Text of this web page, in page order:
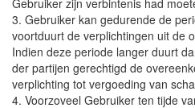
Gebruiker zijn verbintenis had
3. Gebruiker kan gedurende de
voortduurt de verplichtingen uit de
Indien deze periode langer duurt
der partijen gerechtigd de
verplichting tot vergoeding van
4. Voorzoveel Gebruiker ten tijde